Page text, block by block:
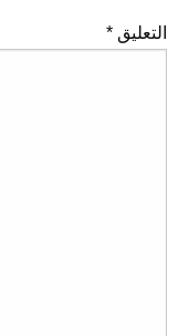
التعليق *